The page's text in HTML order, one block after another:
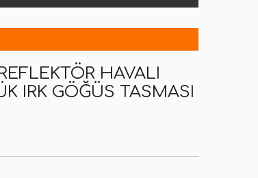
HAVALI
IRK GÖĞÜS TASMASI